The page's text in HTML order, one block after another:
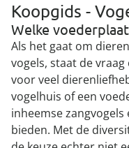
Koopgids -
Welke
Als het gaat om
vogels, staat de
voor veel
vogelhuis of een
inheemse
bieden. Met de